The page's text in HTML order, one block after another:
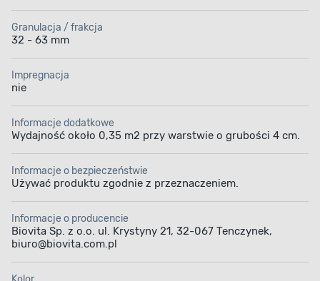
Granulacja / frakcja
32 - 63 mm
Impregnacja
nie
Informacje dodatkowe
Wydajność około 0,35 m2 przy warstwie o grubości 4 cm.
Informacje o bezpieczeństwie
Używać produktu zgodnie z przeznaczeniem.
Informacje o producencie
Biovita Sp. z o.o. ul. Krystyny 21, 32-067 Tenczynek,
biuro@biovita.com.pl